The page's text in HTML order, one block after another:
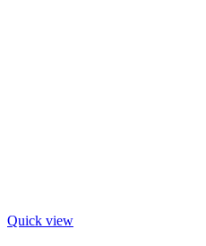
Quick view